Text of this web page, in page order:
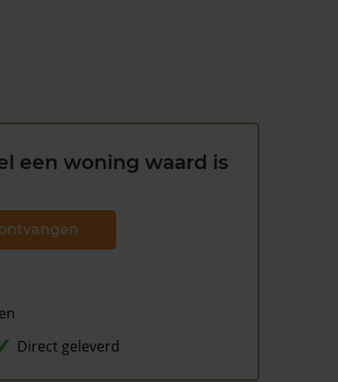
een woning waard is
Direct geleverd